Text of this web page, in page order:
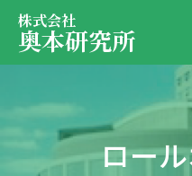
株式会社
奥本研究所
会社・決算情報
EN
ロー